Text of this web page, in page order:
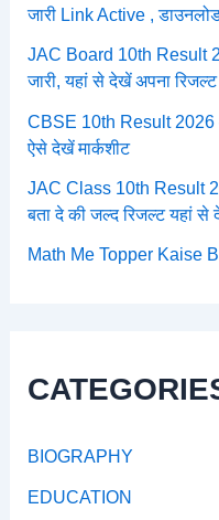
जारी Link Active , डाउनलोड
JAC Board 10th Result
जारी, यहां से देखें अपना
CBSE 10th Result 2026
ऐसे देखें मार्कशीट
JAC Class 10th Result
बता दे की जल्द रिजल्ट यहां से
Math Me Topper Kaise
BIOGRAPHY
EDUCATION